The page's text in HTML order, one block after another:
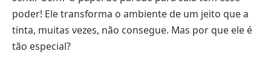
poder! Ele transforma o ambiente de um jeito que a
tinta, muitas vezes, não consegue. Mas por que ele é
tão especial?